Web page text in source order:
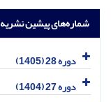
شماره‌های پیشین نشریه
دوره 28 (1405)
دوره 27 (1404)